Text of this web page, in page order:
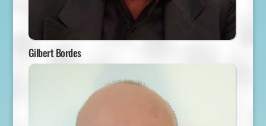
Gilbert Bordes